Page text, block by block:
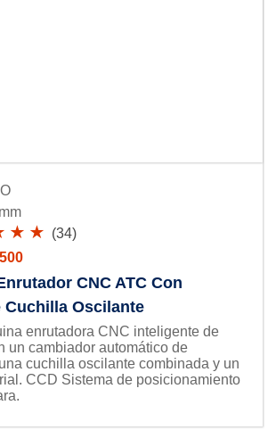
(34)
CNC ATC Con
Cuchilla Oscilante
enrutadora CNC inteligente de
un cambiador automático de
cuchilla oscilante combinada y un
CCD Sistema de posicionamiento